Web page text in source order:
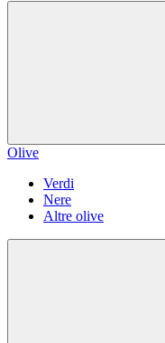
Olive
Verdi
Nere
Altre olive